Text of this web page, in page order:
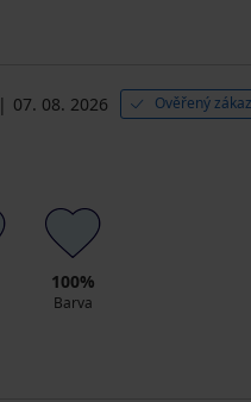
07. 08. 2026 Ověřený
100%
Barva